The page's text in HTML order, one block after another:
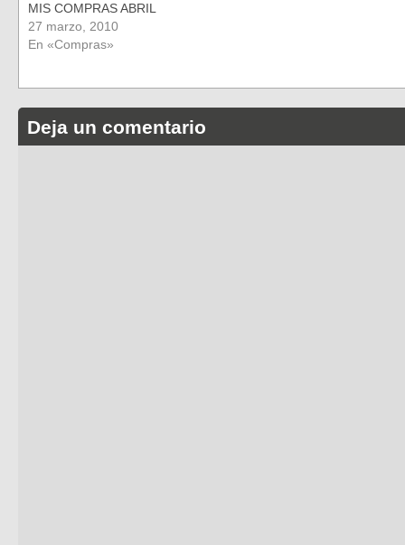
MIS COMPRAS ABRIL
27 marzo, 2010
En «Compras»
Deja un comentario